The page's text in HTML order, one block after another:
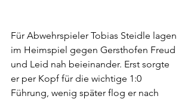
Für Abwehrspieler Tobias Steidle lagen
im Heimspiel gegen Gersthofen Freud
und Leid nah beieinander. Erst sorgte
er per Kopf für die wichtige 1:0
Führung, wenig später flog er nach